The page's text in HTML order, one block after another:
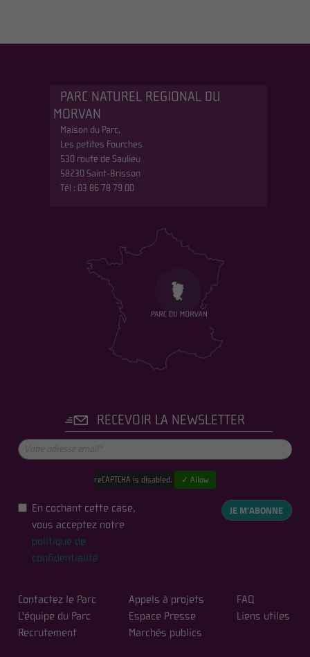
PARC NATUREL REGIONAL DU
MORVAN
Maison du Parc,
Les petites Fourches
530 route de Saulieu
58230 Saint-Brisson
Tél : 03 86 78 79 00
RECEVOIR LA NEWSLETTER
reCAPTCHA is disabled. ✓ Allow
En cochant cette case,
vous acceptez notre
politique de
confidentialité
JE M'ABONNE
Contactez le Parc
L'équipe du Parc
Recrutement
Appels à projets
Espace Presse
Marchés publics
FAQ
Liens utiles